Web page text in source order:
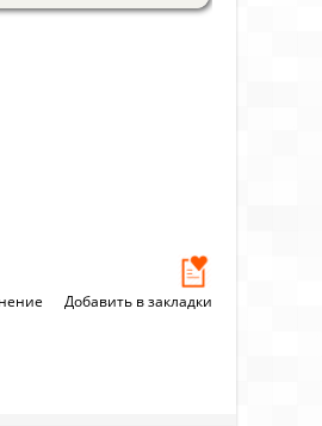
Добавить в закладки